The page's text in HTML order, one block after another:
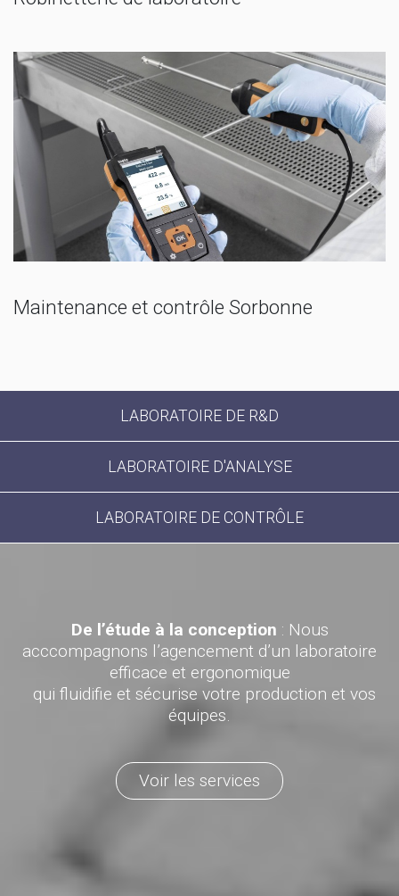
Maintenance et contrôle Sorbonne
LABORATOIRE DE R&D
LABORATOIRE D'ANALYSE
LABORATOIRE DE CONTRÔLE
De l’étude à la conception : Nous
acccompagnons l’agencement d’un laboratoire
efficace et ergonomique
qui fluidifie et sécurise votre production et vos
équipes.
Voir les services